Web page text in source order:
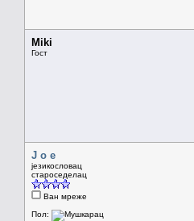
Miki
Гост
J o e
језикословац
староседелац
Ван мреже
Пол: